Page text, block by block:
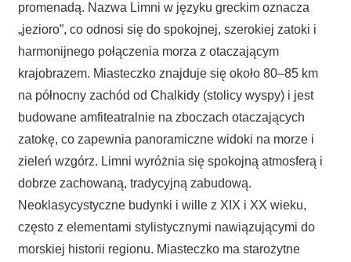
promenadą. Nazwa Limni w języku greckim oznacza
„jezioro”, co odnosi się do spokojnej, szerokiej zatoki i
harmonijnego połączenia morza z otaczającym
krajobrazem. Miasteczko znajduje się około 80–85 km
na północny zachód od Chalkidy (stolicy wyspy) i jest
budowane amfiteatralnie na zboczach otaczających
zatokę, co zapewnia panoramiczne widoki na morze i
zieleń wzgórz. Limni wyróżnia się spokojną atmosferą i
dobrze zachowaną, tradycyjną zabudową.
Neoklasycystyczne budynki i wille z XIX i XX wieku,
często z elementami stylistycznymi nawiązującymi do
morskiej historii regionu. Miasteczko ma starożytne